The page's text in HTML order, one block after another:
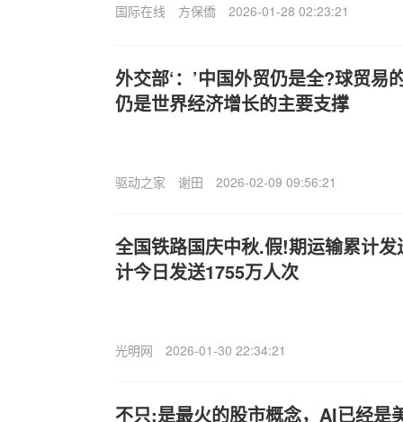
国际在线 方保僑 2026-01-28 02:23:21
外交部‘：’中国外贸仍是全?球贸易
仍是世界经济增长的主要支撑
驱动之家 谢田 2026-02-09 09:56:21
全国铁路国庆中秋.假!期运输累计
计今日发送1755万人次
光明网 2026-01-30 22:34:21
不只:是最火的股市概念，AI已经是